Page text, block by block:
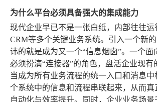
为什么平台必须具备强大的集成能力
现代企业早已不是一张白纸，内部往往运
CRM等多个关键业务系统。引入一个新
讳的就是成为又一个“信息烟囱”。一个面
必须扮演“连接器”的角色，盘活企业现有
当成为所有业务流程的统一入口和消息
个系统中的信息和流程串联起来，从而真
自动化与效率提升。同时，企业业务场